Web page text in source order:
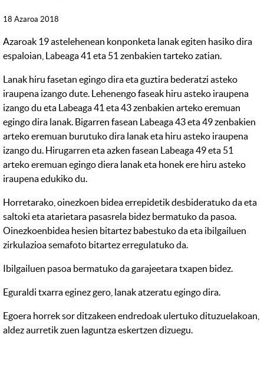
18 Azaroa 2018
Azaroak 19 astelehenean konponketa lanak egiten hasiko dira
espaloian, Labeaga 41 eta 51 zenbakien tarteko zatian.
Lanak hiru fasetan egingo dira eta guztira bederatzi asteko
iraupena izango dute. Lehenengo faseak hiru asteko iraupena
izango du eta Labeaga 41 eta 43 zenbakien arteko eremuan
egingo dira lanak. Bigarren fasean Labeaga 43 eta 49 zenbakien
arteko eremuan burutuko dira lanak eta hiru asteko iraupena
izango du. Hirugarren eta azken fasean Labeaga 49 eta 51
arteko eremuan egingo diera lanak eta honek ere hiru asteko
iraupena edukiko du.
Horretarako, oinezkoen bidea errepidetik desbideratuko da eta
saltoki eta atarietara pasasrela bidez bermatuko da pasoa.
Oinezkoenbidea hesien bitartez babestuko da eta ibilgailuen
zirkulazioa semafoto bitartez erregulatuko da.
Ibilgailuen pasoa bermatuko da garajeetara txapen bidez.
Eguraldi txarra eginez gero, lanak atzeratu egingo dira.
Egoera horrek sor ditzakeen endredoak ulertuko dituzuelakoan,
aldez aurretik zuen laguntza eskertzen dizuegu.